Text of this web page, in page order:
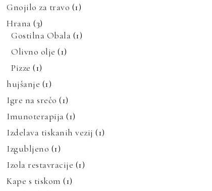
Gnojilo za travo (1)
Hrana (3)
Gostilna Obala (1)
Olivno olje (1)
Pizze (1)
hujšanje (1)
Igre na srečo (1)
Imunoterapija (1)
Izdelava tiskanih vezij (1)
Izgubljeno (1)
Izola restavracije (1)
Kape s tiskom (1)